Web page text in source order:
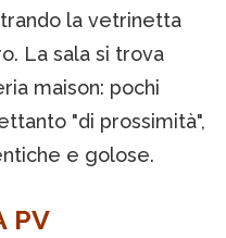
la vetrinetta
La sala si trova
maison: pochi
"di prossimità",
e golose.
PV